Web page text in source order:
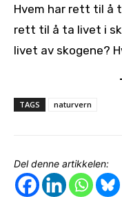
Hvem har rett til å
rett til å ta livet i
livet av skogene?
TAGS naturvern
Del denne artikkelen: